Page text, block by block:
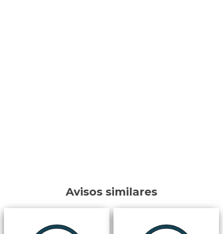
Avisos similares